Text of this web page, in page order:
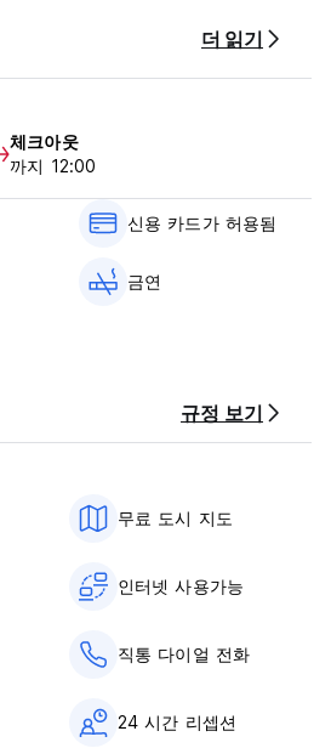
합되어 독특한 숙박 시설을 제공하는
from original language)
더 읽기
체크아웃
까지 12:00
신용 카드가 허용됨
금연
규정 보기
무료 도시 지도
인터넷 사용가능
직통 다이얼 전화
24 시간 리셉션